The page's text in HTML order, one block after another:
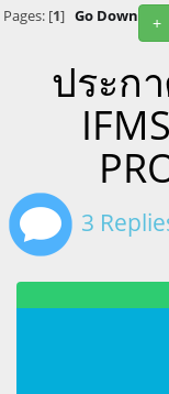
+
Pages: [1] Go Down
ประก
3